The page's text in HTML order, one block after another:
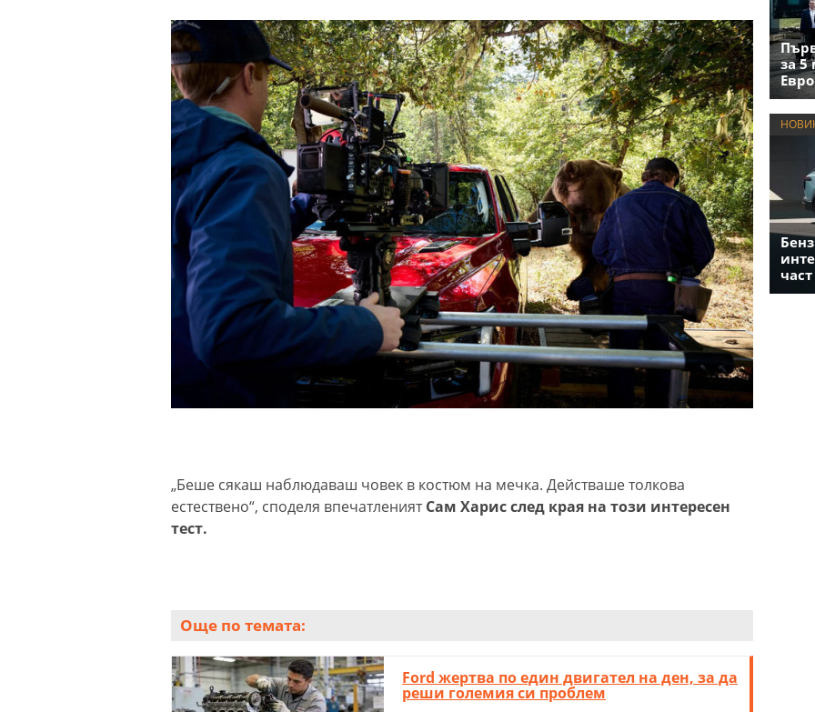
„Беше сякаш наблюдаваш човек в костюм на мечка. Действаше толкова
естествено“, споделя впечатлениятСам Харис след края на този интересен
тест.
Още по темата:
Ford жертва по един двигател на ден, за да
реши големия си проблем
за 5
част